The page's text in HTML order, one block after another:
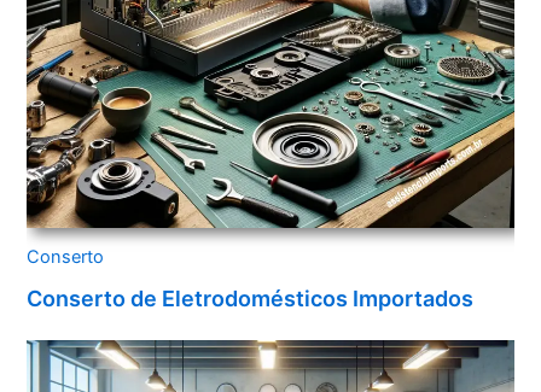
Conserto
Conserto de Eletrodomésticos Importados